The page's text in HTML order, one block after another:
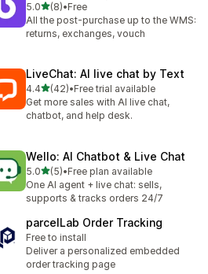
5.0滿分 5 顆星
(8)
共有 8 則評價
•Free
All the post-purchase up to the WMS:
returns, exchanges, vouch
LiveChat: AI live chat by Text
4.4滿分 5 顆星
(42)
共有 42 則評價
•Free trial available
Get more sales with AI live chat,
chatbot, and help desk.
Wello: AI Chatbot & Live Chat
5.0滿分 5 顆星
(5)
共有 5 則評價
•Free plan available
One AI agent + live chat: sells,
supports & tracks orders 24/7
parcelLab Order Tracking
Free to install
Deliver a personalized embedded
order tracking page